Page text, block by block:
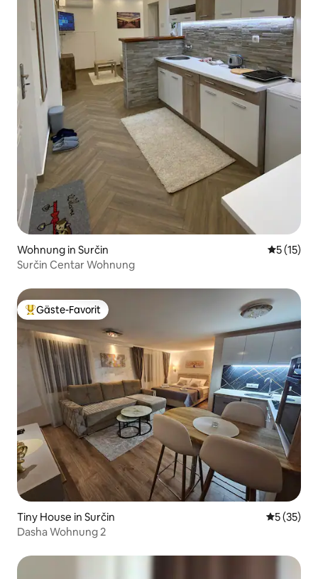
Wohnung in Surčin
5 (15)
Surčin Centar Wohnung
Beliebter Gäste-Favorit.
Gäste-Favorit
Tiny House in Surčin
5 (35)
Dasha Wohnung 2